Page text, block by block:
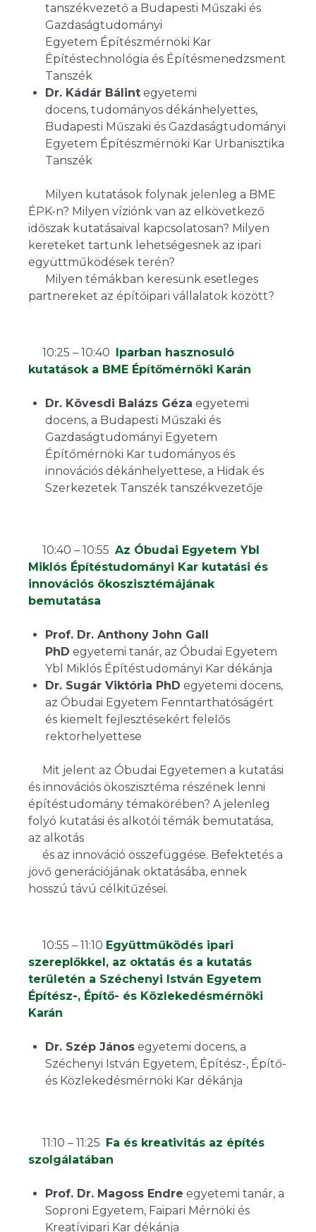
tanszékvezető a Budapesti Műszaki és
Gazdaságtudományi
Egyetem Építészmérnöki Kar
Építéstechnológia és Építésmenedzsment
Tanszék
Dr. Kádár Bálint egyetemi
docens, tudományos dékánhelyettes,
Budapesti Műszaki és Gazdaságtudományi
Egyetem Építészmérnöki Kar Urbanisztika
Tanszék
Milyen kutatások folynak jelenleg a BME
ÉPK-n? Milyen víziónk van az elkövetkező
időszak kutatásaival kapcsolatosan? Milyen
kereteket tartunk lehetségesnek az ipari
együttműködések terén?
Milyen témákban keresünk esetleges
partnereket az építőipari vállalatok között?
10:25 – 10:40 Iparban hasznosuló
kutatások a BME Építőmérnöki Karán
Dr. Kövesdi Balázs Géza egyetemi
docens, a Budapesti Műszaki és
Gazdaságtudományi Egyetem
Építőmérnöki Kar tudományos és
innovációs dékánhelyettese, a Hidak és
Szerkezetek Tanszék tanszékvezetője
10:40 – 10:55 Az Óbudai Egyetem Ybl
Miklós Építéstudományi Kar kutatási és
innovációs ökoszisztémájának
bemutatása
Prof. Dr. Anthony John Gall
PhD egyetemi tanár, az Óbudai Egyetem
Ybl Miklós Építéstudományi Kar dékánja
Dr. Sugár Viktória PhD egyetemi docens,
az Óbudai Egyetem Fenntarthatóságért
és kiemelt fejlesztésekért felelős
rektorhelyettese
Mit jelent az Óbudai Egyetemen a kutatási
és innovációs ökoszisztéma részének lenni
építéstudomány témakörében? A jelenleg
folyó kutatási és alkotói témák bemutatása,
az alkotás
és az innováció összefüggése. Befektetés a
jövő generációjának oktatásába, ennek
hosszú távú célkitűzései.
10:55 – 11:10 Együttműködés ipari
szereplőkkel, az oktatás és a kutatás
területén a Széchenyi István Egyetem
Építész-, Építő- és Közlekedésmérnöki
Karán
Dr. Szép János egyetemi docens, a
Széchenyi István Egyetem, Építész-, Építő-
és Közlekedésmérnöki Kar dékánja
11:10 – 11:25 Fa és kreativitás az építés
szolgálatában
Prof. Dr. Magoss Endre egyetemi tanár, a
Soproni Egyetem, Faipari Mérnöki és
Kreatívipari Kar dékánja